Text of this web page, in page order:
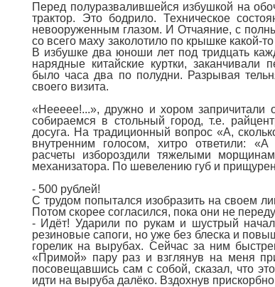
Перед полуразвалившейся избушкой на
трактор. Это бодрило. Техническое
невооруженным глазом. И Отчаяние, с
со всего маху заколотило по крышке какой-
В избушке два юноши лет под тридцать
нарядные китайские куртки, заканчивали
было часа два по полудни. Разрывая
своего визита.
«Неееее!...», дружно и хором
собираемся в стольный город, т.е.
досуга. На традиционный вопрос «А,
внутренним голосом, хитро ответили:
расчеты избороздили тяжелыми
механизатора. По шевелению губ и
- 500 рублей!
С трудом попытался изобразить на своем
Потом скорее согласился, пока они не
- Идёт! Ударили по рукам и шустрый
резиновые сапоги, но уже без блеска и
горелик на вырубах. Сейчас за ним
«Примой» пару раз и взглянув на меня
посовещавшись сам с собой, сказал, что
идти на выруба далёко. Вздохнув